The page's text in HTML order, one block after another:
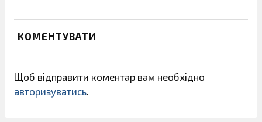
КОМЕНТУВАТИ
Щоб відправити коментар вам необхідно
авторизуватись.